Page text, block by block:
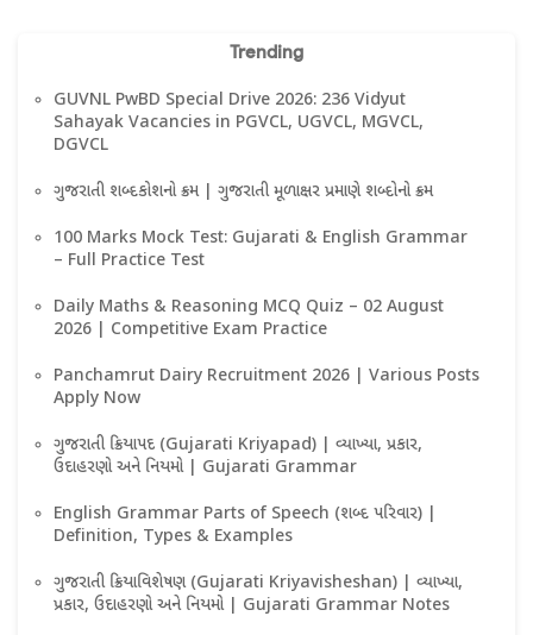
Trending
GUVNL PwBD Special Drive 2026: 236 Vidyut
Sahayak Vacancies in PGVCL, UGVCL, MGVCL,
DGVCL
ગુજરાતી શબ્દકોશનો ક્રમ | ગુજરાતી મૂળાક્ષર પ્રમાણે શબ્દોનો ક્રમ
100 Marks Mock Test: Gujarati & English Grammar
– Full Practice Test
Daily Maths & Reasoning MCQ Quiz – 02 August
2026 | Competitive Exam Practice
Panchamrut Dairy Recruitment 2026 | Various Posts
Apply Now
ગુજરાતી ક્રિયાપદ (Gujarati Kriyapad) | વ્યાખ્યા, પ્રકાર,
ઉદાહરણો અને નિયમો | Gujarati Grammar
English Grammar Parts of Speech (શબ્દ પરિવાર) |
Definition, Types & Examples
ગુજરાતી ક્રિયાવિશેષણ (Gujarati Kriyavisheshan) | વ્યાખ્યા,
પ્રકાર, ઉદાહરણો અને નિયમો | Gujarati Grammar Notes